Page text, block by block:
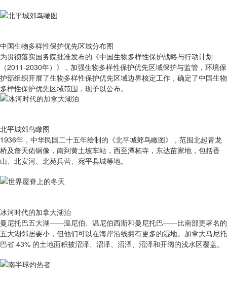
中国生物多样性保护优先区域分布图
为贯彻落实国务院批准发布的《中国生物多样性保护战略与行动计划
（2011-2030年）》，加强生物多样性保护优先区域保护与监管，环境保
护部组织开展了生物多样性保护优先区域边界核定工作，确定了中国生物
多样性保护优先区域范围，现予以公布。
北平城郊鸟瞰图
1936年，中华民国二十五年绘制的《北平城郊鸟瞰图》，范围北起青龙
桥及詹天佑铜像，南到黄土坡车站，西至潭柘寺，东达苗家地，包括香
山、北安河、北苑兵营、宛平县城等地。
冰河时代的加拿大湖泊
曼尼托巴五大湖——温尼伯、温尼伯西斯和曼尼托巴——比南部更著名的
五大湖邻居要小，但他们可以在海岸沿线拥有更多的湿地。加拿大马尼托
巴省 43% 的土地面积被沼泽、沼泽、沼泽、沼泽和开阔的浅水区覆盖。